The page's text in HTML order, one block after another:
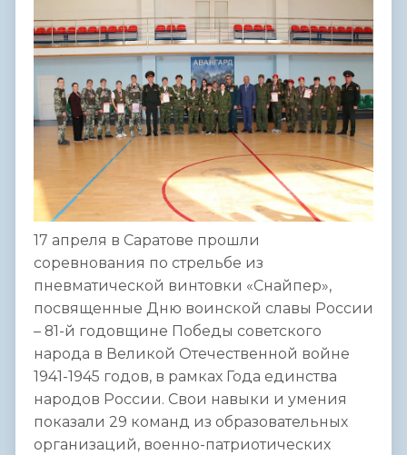
17 апреля в Саратове прошли
соревнования по стрельбе из
пневматической винтовки «Снайпер»,
посвященные Дню воинской славы России
– 81-й годовщине Победы советского
народа в Великой Отечественной войне
1941-1945 годов, в рамках Года единства
народов России. Свои навыки и умения
показали 29 команд из образовательных
организаций, военно-патриотических